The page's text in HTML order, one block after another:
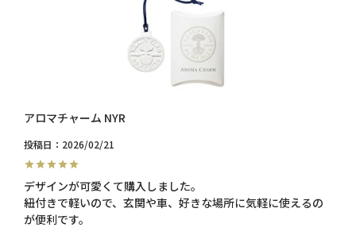
アロマチャーム NYR
投稿日 2026/02/21
デザインが可愛くて購入しました。
紐付きで軽いので、玄関や車、好きな場所に気軽に使えるの
が便利です。